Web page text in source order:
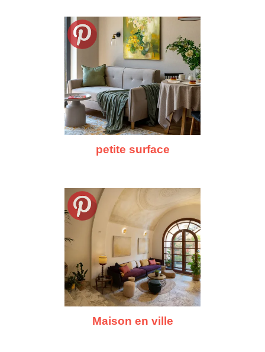
petite surface
Maison en ville